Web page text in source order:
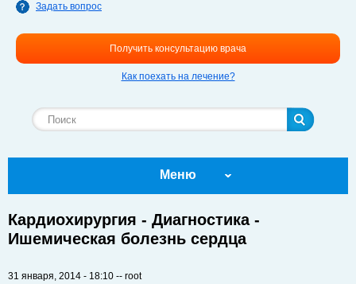
Задать вопрос
Получить консультацию врача
Как поехать на лечение?
Меню
Кардиохирургия - Диагностика -
Ишемическая болезнь сердца
31 января, 2014 - 18:10 -- root